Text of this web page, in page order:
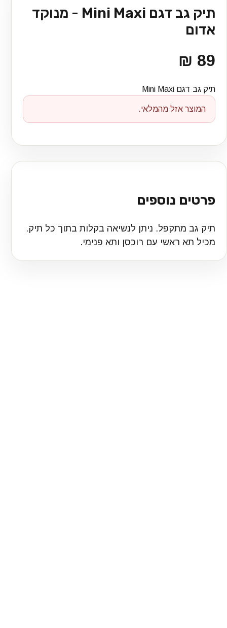
תיק גב דגם Mini Maxi - מנוקד
אדום
89 ₪
תיק גב דגם Mini Maxi
המוצר אזל מהמלאי.
פרטים נוספים
תיק גב מתקפל. ניתן לנשיאה בקלות בתוך כל תיק.
מכיל תא ראשי עם רוכסן ותא פנימי.